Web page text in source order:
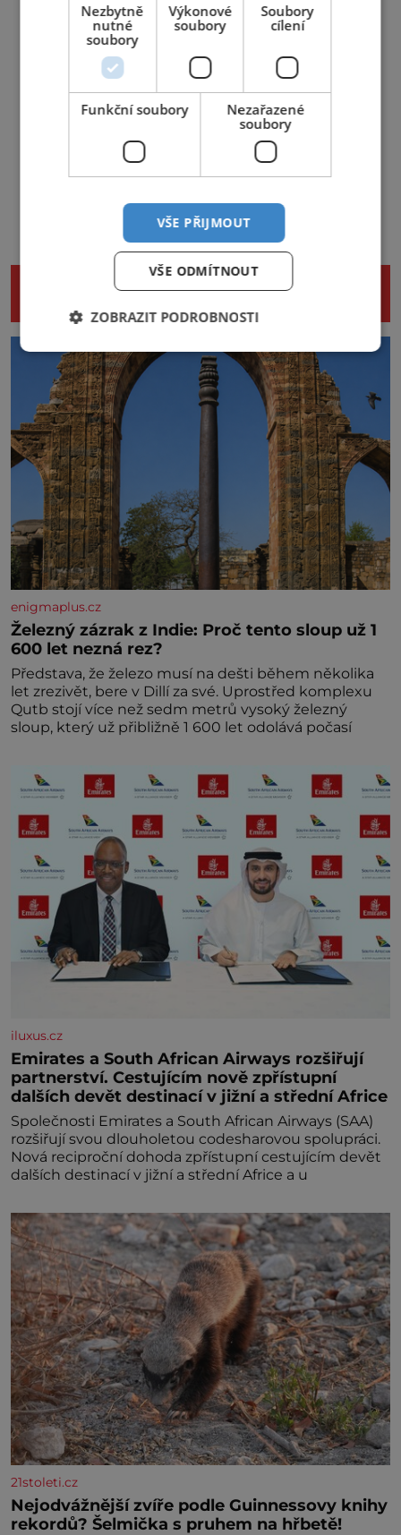
NENECHTE SI UJÍT DALŠÍ ZAJÍMAVÉ
enigmaplus.cz
Železný zázrak z Indie: Proč tento sloup už 1
600 let nezná rez?
Představa, že železo musí na dešti během několika
let zrezivět, bere v Dillí za své. Uprostřed komplexu
Qutb stojí více než sedm metrů vysoký železný
sloup, který už přibližně 1 600 let odolává počasí
iluxus.cz
Emirates a South African Airways rozšiřují
partnerství. Cestujícím nově zpřístupní
dalších devět destinací v jižní a střední Africe
Společnosti Emirates a South African Airways (SAA)
rozšiřují svou dlouholetou codesharovou spolupráci.
Nová reciproční dohoda zpřístupní cestujícím devět
dalších destinací v jižní a střední Africe a u
21stoleti.cz
Nejodvážnější zvíře podle Guinnessovy knihy
rekordů? Šelmička s pruhem na hřbetě!
Nezbytně
nutné
soubory
Výkonové
soubory
Soubory
cílení
Funkční soubory
Nezařazené
soubory
VŠE PŘIJMOUT
VŠE ODMÍTNOUT
ZOBRAZIT PODROBNOSTI